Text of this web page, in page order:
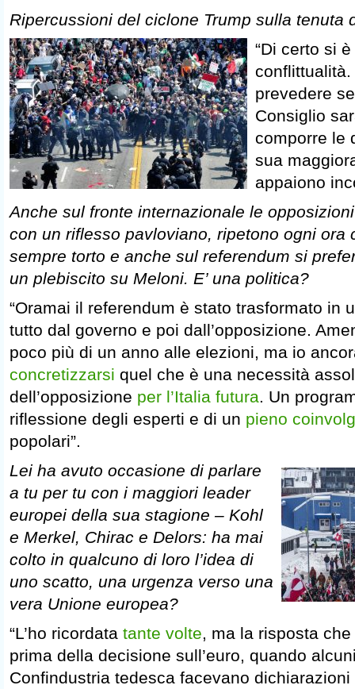
Ripercussioni del ciclone Trump sulla tenuta
“Di certo si
prevedere
Consiglio
comporre le
sua
appaiono
Anche sul fronte internazionale le
con un riflesso pavloviano, ripetono ogni ora
sempre torto e anche sul referendum si
un plebiscito su Meloni. E’ una politica?
“Oramai il referendum è stato trasformato in
tutto dal governo e poi dall’opposizione.
poco più di un anno alle elezioni, ma io
concretizzarsi quel che è una necessità
dell’opposizione per l’Italia futura. Un
riflessione degli esperti e di un pieno
popolari”.
Lei ha avuto occasione di parlare
a tu per tu con i maggiori leader
europei della sua stagione – Kohl
e Merkel, Chirac e Delors: ha mai
colto in qualcuno di loro l’idea di
uno scatto, una urgenza verso una
vera Unione europea?
“L’ho ricordata tante volte, ma la risposta
prima della decisione sull’euro, quando
Confindustria tedesca facevano